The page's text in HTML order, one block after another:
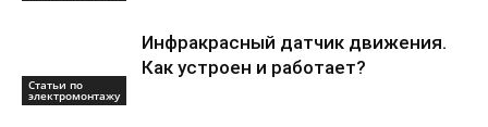
Статьи по
электромонтажу
Инфракрасный датчик движения.
Как устроен и работает?